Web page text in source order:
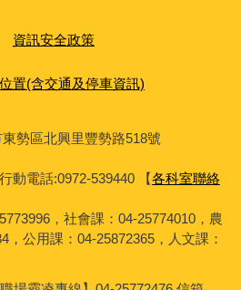
資訊安全政策
置(含交通及停車資訊)
勢區北興里豐勢路518號
動電話:0972-539440 【各科室聯絡
，社會課：04-25774010，農
，公用課：04-25872365，人文課：